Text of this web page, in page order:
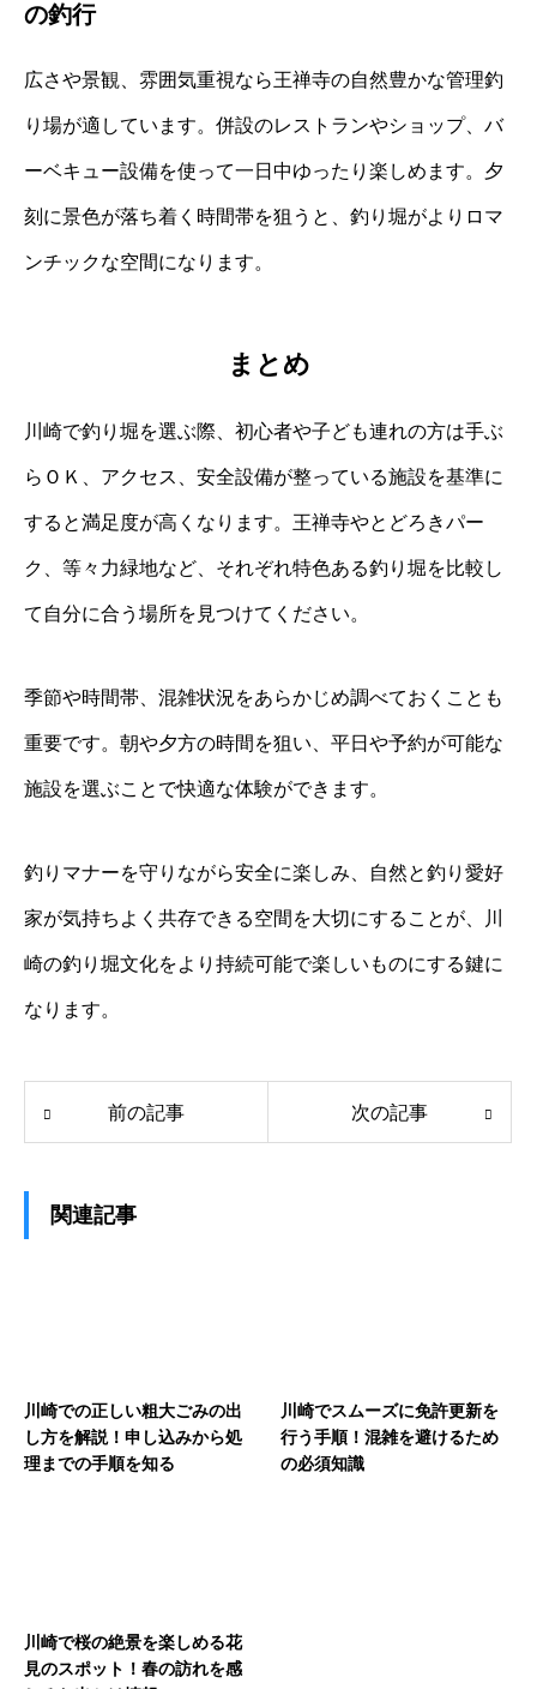
の釣行
広さや景観、雰囲気重視なら王禅寺の自然豊かな管理釣
り場が適しています。併設のレストランやショップ、バ
ーベキュー設備を使って一日中ゆったり楽しめます。夕
刻に景色が落ち着く時間帯を狙うと、釣り堀がよりロマ
ンチックな空間になります。
まとめ
川崎で釣り堀を選ぶ際、初心者や子ども連れの方は手ぶ
らＯＫ、アクセス、安全設備が整っている施設を基準に
すると満足度が高くなります。王禅寺やとどろきパー
ク、等々力緑地など、それぞれ特色ある釣り堀を比較し
て自分に合う場所を見つけてください。
季節や時間帯、混雑状況をあらかじめ調べておくことも
重要です。朝や夕方の時間を狙い、平日や予約が可能な
施設を選ぶことで快適な体験ができます。
釣りマナーを守りながら安全に楽しみ、自然と釣り愛好
家が気持ちよく共存できる空間を大切にすることが、川
崎の釣り堀文化をより持続可能で楽しいものにする鍵に
なります。
前の記事 次の記事
関連記事
川崎での正しい粗大ごみの出
し方を解説！申し込みから処
理までの手順を知る
川崎でスムーズに免許更新を
行う手順！混雑を避けるため
の必須知識
川崎で桜の絶景を楽しめる花
見のスポット！春の訪れを感